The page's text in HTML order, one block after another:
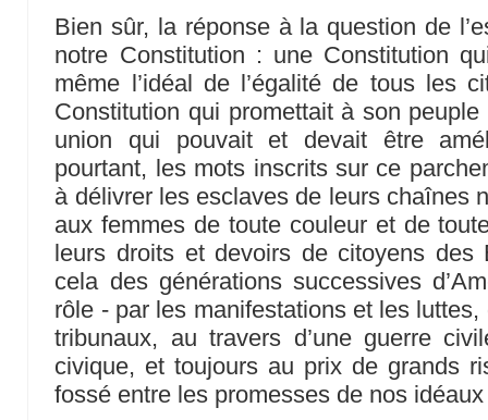
Bien sûr, la réponse à la question de
notre Constitution : une Constitution
même l’idéal de l’égalité de tous les
Constitution qui promettait à son
union qui pouvait et devait être
pourtant, les mots inscrits sur ce
à délivrer les esclaves de leurs chaînes
aux femmes de toute couleur et de
leurs droits et devoirs de citoyens des
cela des générations successives
rôle - par les manifestations et les
tribunaux, au travers d’une guerre
civique, et toujours au prix de grands
fossé entre les promesses de nos